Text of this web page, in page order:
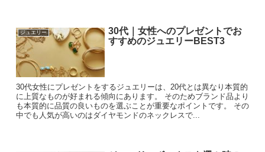
ジュエリー
30代｜女性へのプレゼントでお
すすめのジュエリーBEST3
30代女性にプレゼントをするジュエリーは、20代とは異なり本質的
に上質なものが好まれる傾向にあります。 そのためブランド品より
も本質的に品質の良いものを選ぶことが重要なポイントです。 その
中でも人気が高いのはダイヤモンドのネックレスで...